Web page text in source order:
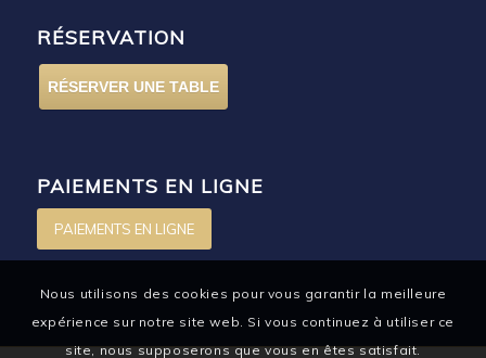
RÉSERVATION
RÉSERVER UNE TABLE
PAIEMENTS EN LIGNE
PAIEMENTS EN LIGNE
Nous utilisons des cookies pour vous garantir la meilleure
expérience sur notre site web. Si vous continuez à utiliser ce
site, nous supposerons que vous en êtes satisfait.